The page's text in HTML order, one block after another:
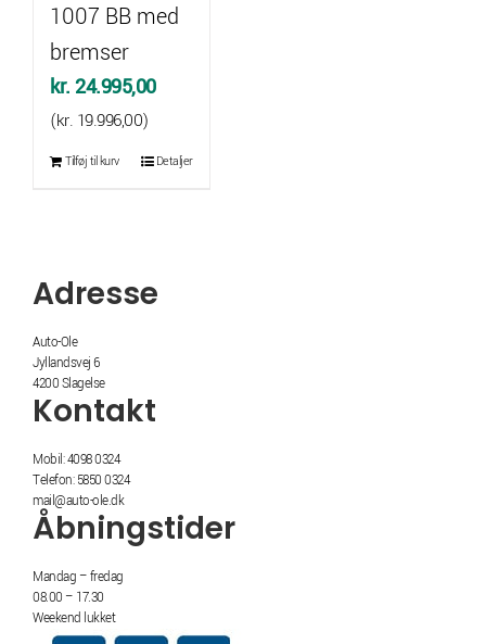
1007 BB med
bremser
kr.24.995,00
(kr. 19.996,00)
Tilføj til kurv Detaljer
Adresse
Auto-Ole
Jyllandsvej 6
4200 Slagelse
Kontakt
Mobil: 4098 0324
Telefon: 5850 0324
mail@auto-ole.dk
Åbningstider
Mandag – fredag
08.00 – 17.30
Weekend lukket